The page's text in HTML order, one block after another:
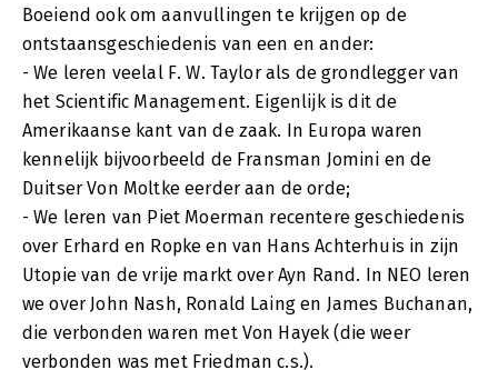
Boeiend ook om aanvullingen te krijgen op de
ontstaansgeschiedenis van een en ander:
- We leren veelal F. W. Taylor als de grondlegger van
het Scientific Management. Eigenlijk is dit de
Amerikaanse kant van de zaak. In Europa waren
kennelijk bijvoorbeeld de Fransman Jomini en de
Duitser Von Moltke eerder aan de orde;
- We leren van Piet Moerman recentere geschiedenis
over Erhard en Ropke en van Hans Achterhuis in zijn
Utopie van de vrije markt over Ayn Rand. In NEO leren
we over John Nash, Ronald Laing en James Buchanan,
die verbonden waren met Von Hayek (die weer
verbonden was met Friedman c.s.).